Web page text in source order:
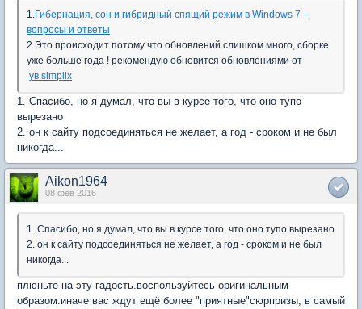
1.Гибернация, сон и гибридный спящий режим в Windows 7 –
вопросы и ответы
2.Это происходит потому что обновлений слишком много, сборке
уже больше года ! рекомендую обновится обновлениями от
ув.simplix
1. Спасибо, но я думал, что вы в курсе того, что оно тупо
вырезано
2. он к сайту подсоединяться не желает, а год - сроком и не был
никогда...
Aikon1964
08 фев 2016
1. Спасибо, но я думал, что вы в курсе того, что оно тупо вырезано
2. он к сайту подсоединяться не желает, а год - сроком и не был
никогда...
плюньте на эту гадость.воспользуйтесь оригинальным
образом.иначе вас ждут ещё более "приятные"сюрпризы, в самый